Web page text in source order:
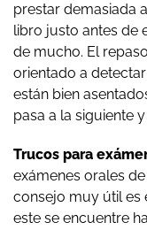
prestar demasiada
libro justo antes de
de mucho. El
orientado a
están bien
pasa a la siguiente
Trucos para
exámenes orales
consejo muy útil es
este se encuentre